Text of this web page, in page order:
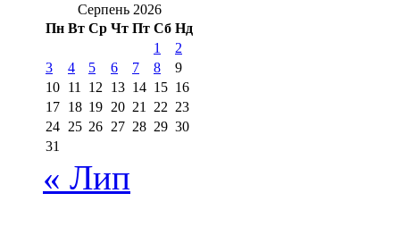
Серпень 2026
Пн Вт Ср Чт Пт Сб Нд
1
2
3
4 5 6 7 8
9
10 11 12 13 14 15 16
17 18 19 20 21 22 23
24 25 26 27 28 29 30
31
« Лип